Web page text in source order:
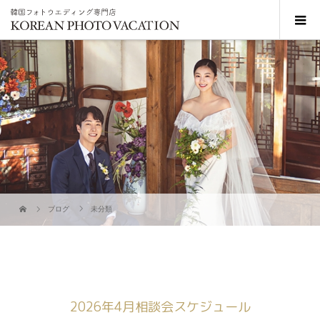
ブログ 未分類
2026年4月相談会スケジュール